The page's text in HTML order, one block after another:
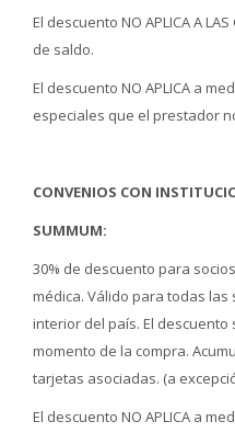
El descuento NO APLICA A
de saldo.
El descuento NO APLICA a
especiales que el prestador
CONVENIOS CON
SUMMUM:
30% de descuento para
médica. Válido para todas
interior del país. El
momento de la compra.
tarjetas asociadas. (a
El descuento NO APLICA a